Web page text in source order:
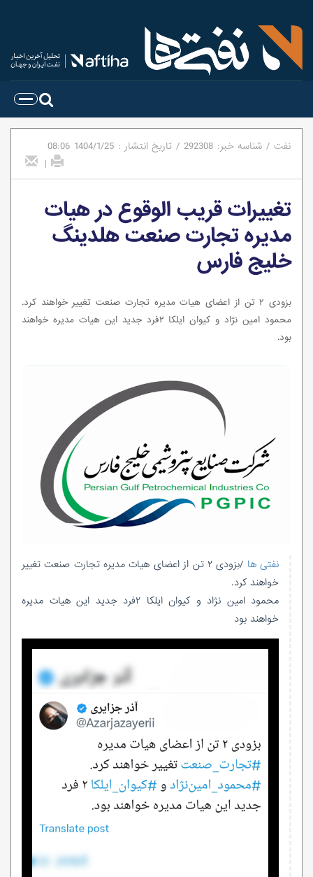
نفت / شناسه خبر: 292308
/ تاریخ انتشار : 1404/1/25
08:06
|
تغییرات قریب الوقوع در هیات
مدیره تجارت صنعت هلدینگ
خلیج فارس
بزودی ۲ تن از اعضای هیات مدیره تجارت صنعت تغییر خواهند کرد.
محمود امین نژاد و کیوان ایلکا ۲فرد جدید این هیات مدیره خواهند
بود.
نفتی ها
/بزودی ۲ تن از اعضای هیات مدیره تجارت صنعت تغییر
خواهند کرد.
محمود امین نژاد و کیوان ایلکا ۲فرد جدید این هیات مدیره
خواهند بود